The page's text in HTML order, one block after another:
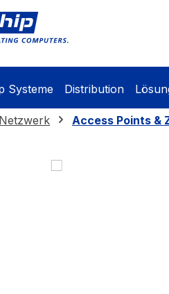
springen
Systeme Distribution
Netzwerk Access Points &